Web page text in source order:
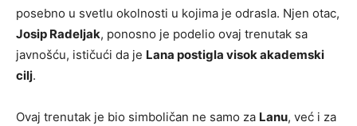
posebno u svetlu okolnosti u kojima je odrasla. Njen otac,
Josip Radeljak, ponosno je podelio ovaj trenutak sa
javnošću, ističući da je Lana postigla visok akademski
cilj.
Ovaj trenutak je bio simboličan ne samo za Lanu, već i za